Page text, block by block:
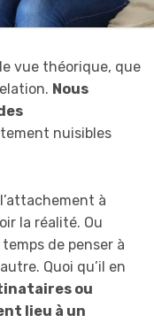
vue théorique, que
Nous
nuisibles
à
la réalité. Ou
de penser à
Quoi qu’il en
ou
lieu à un